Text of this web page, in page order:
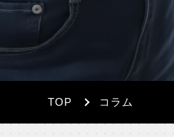
TOP コラム